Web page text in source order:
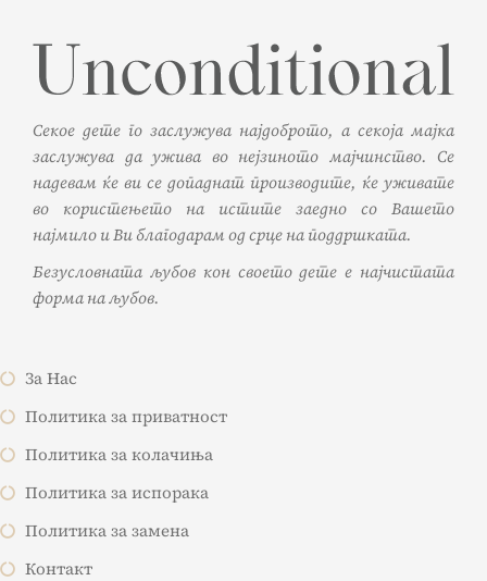
Секое дете го заслужува најдоброто, а секоја мајка
заслужува да ужива во нејзиното мајчинство. Се
надевам ќе ви се допаднат производите, ќе уживате
во користењето на истите заедно со Вашето
најмило и Ви благодарам од срце на поддршката.
Безусловната љубов кон своето дете е најчистата
форма на љубов.
За Нас
Политика за приватност
Политика за колачиња
Политика за испорака
Политика за замена
Контакт